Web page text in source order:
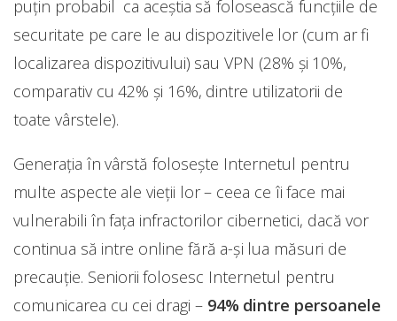
puțin probabil ca aceștia să folosească funcțiile de
securitate pe care le au dispozitivele lor (cum ar fi
localizarea dispozitivului) sau VPN (28% și 10%,
comparativ cu 42% și 16%, dintre utilizatorii de
toate vârstele).
Generația în vârstă folosește Internetul pentru
multe aspecte ale vieții lor – ceea ce îi face mai
vulnerabili în fața infractorilor cibernetici, dacă vor
continua să intre online fără a-și lua măsuri de
precauție. Seniorii folosesc Internetul pentru
comunicarea cu cei dragi – 94% dintre persoanele